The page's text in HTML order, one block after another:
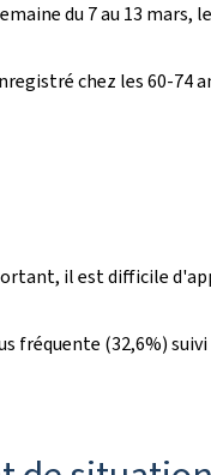
du 7 au 13
chez les 60-74
il est difficile
fréquente (32,6%)